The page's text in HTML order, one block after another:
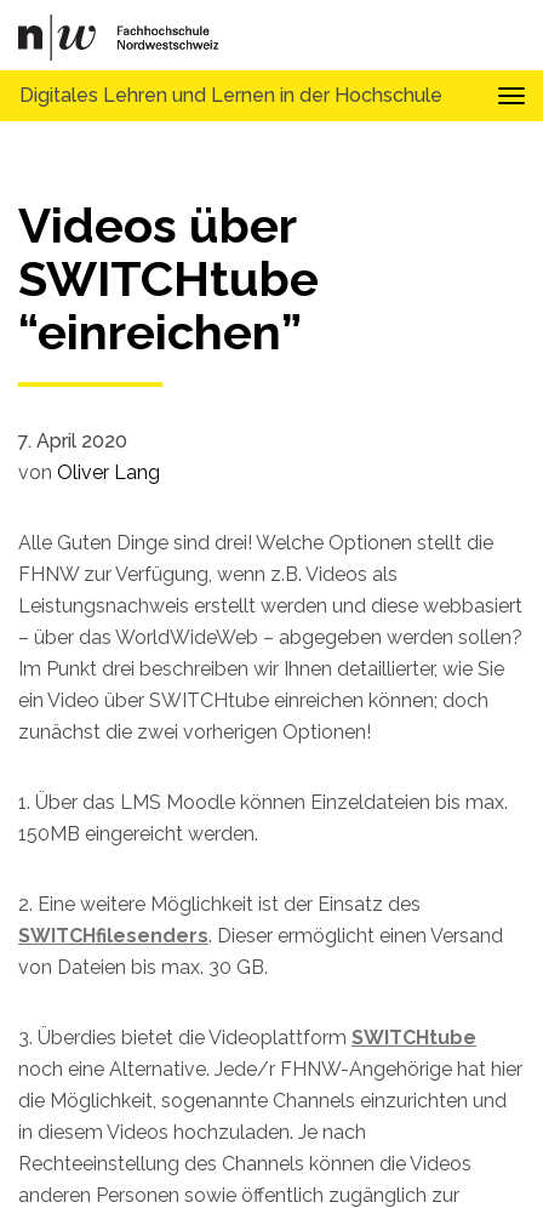
Digitales Lehren und Lernen in der Hochschule
Videos über
SWITCHtube
“einreichen”
7. April 2020
von Oliver Lang
Alle Guten Dinge sind drei! Welche Optionen stellt die
FHNW zur Verfügung, wenn z.B. Videos als
Leistungsnachweis erstellt werden und diese webbasiert
– über das WorldWideWeb – abgegeben werden sollen?
Im Punkt drei beschreiben wir Ihnen detaillierter, wie Sie
ein Video über SWITCHtube einreichen können; doch
zunächst die zwei vorherigen Optionen!
1. Über das LMS Moodle können Einzeldateien bis max.
150MB eingereicht werden.
2. Eine weitere Möglichkeit ist der Einsatz des
SWITCHfilesenders. Dieser ermöglicht einen Versand
von Dateien bis max. 30 GB.
3. Überdies bietet die Videoplattform SWITCHtube
noch eine Alternative. Jede/r FHNW-Angehörige hat hier
die Möglichkeit, sogenannte Channels einzurichten und
in diesem Videos hochzuladen. Je nach
Rechteeinstellung des Channels können die Videos
anderen Personen sowie öffentlich zugänglich zur